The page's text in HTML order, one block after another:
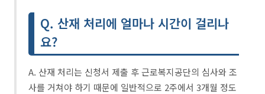
Q. 산재 처리에 얼마나 시간이 걸리나
요?
A. 산재 처리는 신청서 제출 후 근로복지공단의 심사와 조
사를 거쳐야 하기 때문에 일반적으로 2주에서 3개월 정도